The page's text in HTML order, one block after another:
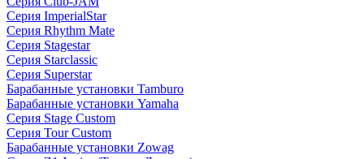
Серия ImperialStar
Серия Rhythm Mate
Серия Stagestar
Серия Starclassic
Серия Superstar
Барабанные установки Tamburo
Барабанные установки Yamaha
Серия Stage Custom
Серия Tour Custom
Барабанные установки Zowag